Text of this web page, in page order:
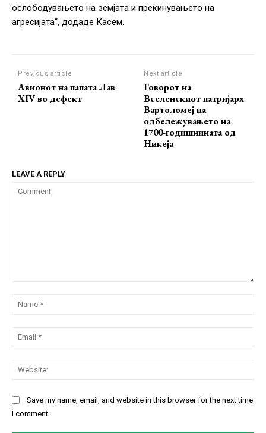
ослободувањето на земјата и прекинувањето на
агресијата“, додаде Касем.
Previous article
Авионот на папата Лав
XIV во дефект
Next article
Говорот на
Вселенскиот патријарх
Вартоломеј на
одбележувањето на
1700-годишнината од
Никеја
LEAVE A REPLY
Save my name, email, and website in this browser for the next time
I comment.